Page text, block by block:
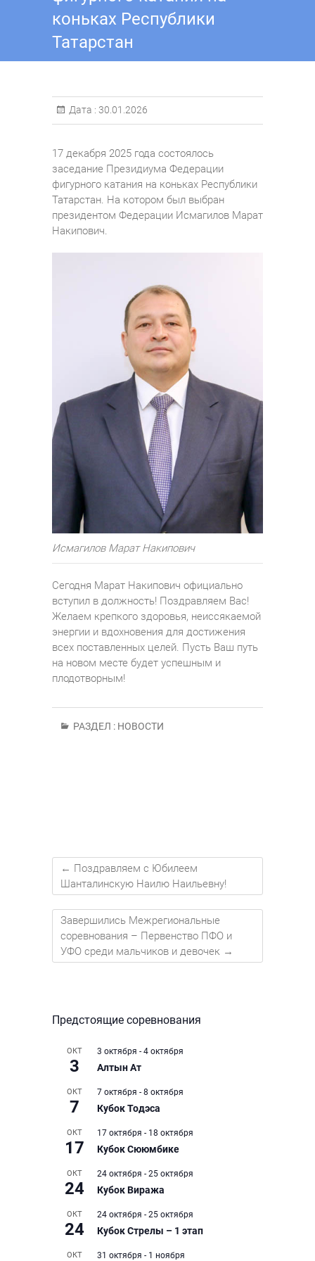
коньках Республики
Татарстан
Дата : 30.01.2026
17 декабря 2025 года состоялось
заседание Президиума Федерации
фигурного катания на коньках Республики
Татарстан. На котором был выбран
президентом Федерации Исмагилов Марат
Накипович.
Исмагилов Марат Накипович
Сегодня Марат Накипович официально
вступил в должность! Поздравляем Вас!
Желаем крепкого здоровья, неиссякаемой
энергии и вдохновения для достижения
всех поставленных целей. Пусть Ваш путь
на новом месте будет успешным и
плодотворным!
РАЗДЕЛ : НОВОСТИ
← Поздравляем с Юбилеем
Шанталинскую Наилю Наильевну!
Завершились Межрегиональные
соревнования – Первенство ПФО и
УФО среди мальчиков и девочек →
Предстоящие соревнования
ОКТ
3
3 октября - 4 октября
Алтын Ат
ОКТ
7
7 октября - 8 октября
Кубок Тодэса
ОКТ
17
17 октября - 18 октября
Кубок Сююмбике
ОКТ
24
24 октября - 25 октября
Кубок Виража
ОКТ
24
24 октября - 25 октября
Кубок Стрелы – 1 этап
ОКТ 31 октября - 1 ноября